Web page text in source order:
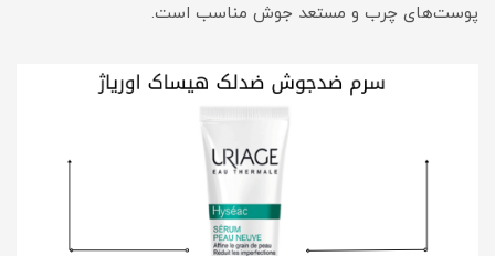
پوست‌های چرب و مستعد جوش مناسب است.